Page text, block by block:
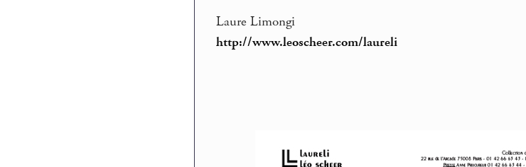
Laure Limongi
http://www.leoscheer.com/laureli